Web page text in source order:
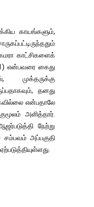
காயங்களும்,
காட்சிகளைக்
என்பவரை கைது
முக்தருக்கு
தனது
என்பதாலே
அளித்தார்.
நேற்று
அப்பகுதி